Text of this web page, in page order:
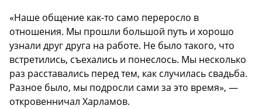
«Наше общение как-то само переросло в
отношения. Мы прошли большой путь и хорошо
узнали друг друга на работе. Не было такого, что
встретились, съехались и понеслось. Мы несколько
раз расставались перед тем, как случилась свадьба.
Разное было, мы подросли сами за это время», —
откровенничал Харламов.